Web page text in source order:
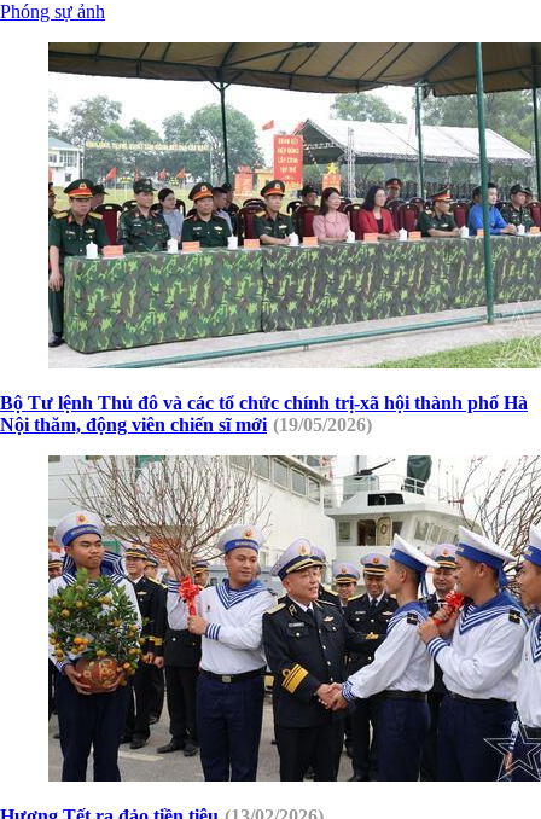
Phóng sự ảnh
Bộ Tư lệnh Thủ đô và các tổ chức chính trị-xã hội thành phố Hà
Nội thăm, động viên chiến sĩ mới (19/05/2026)